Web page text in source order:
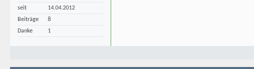
seit
14.04.2012
Beiträge
8
Danke
1